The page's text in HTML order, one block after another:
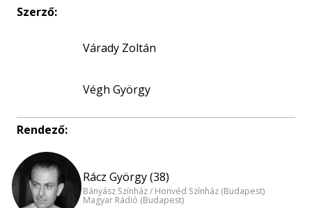
Szerző:
Várady Zoltán
Végh György
Rendező:
Rácz György (38)
Bányász Színház / Honvéd Színház (Budapest)
Magyar Rádió (Budapest)